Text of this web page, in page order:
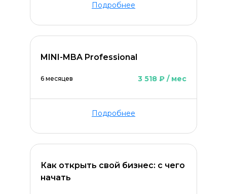
Подробнее
MINI-MBA Professional
6 месяцев 3 518 ₽ / мес
Подробнее
Как открыть свой бизнес: с чего
начать